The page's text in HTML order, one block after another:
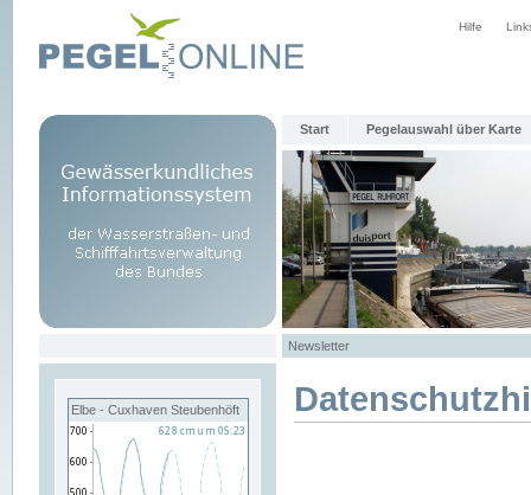
Hilfe
Start Pegelauswahl über Karte
Newsletter
Elbe - Cuxhaven Steubenhöft